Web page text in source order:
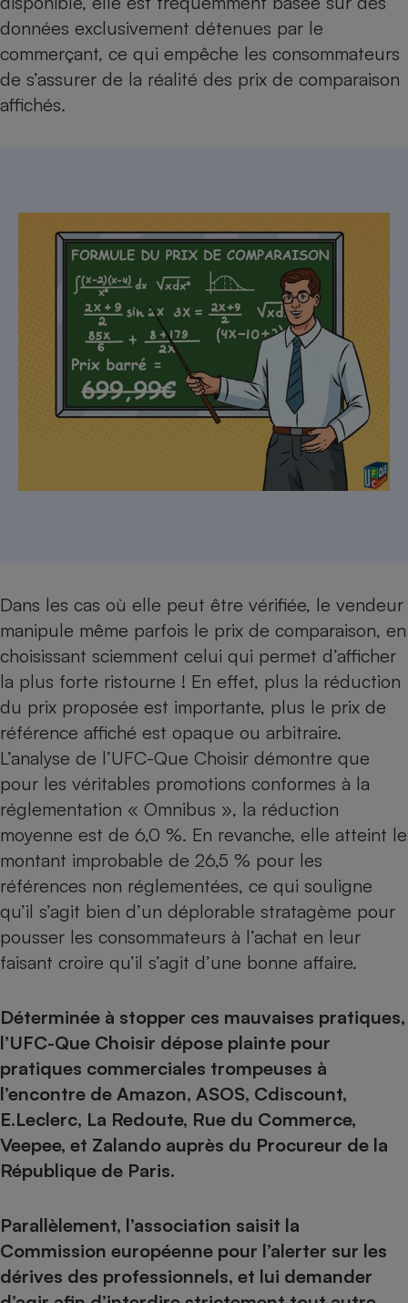
données exclusivement détenues par le
commerçant, ce qui empêche les consommateurs
de s’assurer de la réalité des prix de comparaison
affichés.​​​​​
Dans les cas où elle peut être vérifiée, le vendeur
manipule même parfois le prix de comparaison, en
choisissant sciemment celui qui permet d’afficher
la plus forte ristourne ! En effet, plus la réduction
du prix proposée est importante, plus le prix de
référence affiché est opaque ou arbitraire.
L’analyse de l’UFC-Que Choisir démontre que
pour les véritables promotions conformes à la
réglementation « Omnibus », la réduction
moyenne est de 6,0 %. En revanche, elle atteint le
montant improbable de 26,5 % pour les
références non réglementées, ce qui souligne
qu’il s’agit bien d’un déplorable stratagème pour
pousser les consommateurs à l’achat en leur
faisant croire qu’il s’agit d’une bonne affaire.
Déterminée à stopper ces mauvaises pratiques,
l’UFC-Que Choisir dépose plainte pour
pratiques commerciales trompeuses à
l’encontre de Amazon, ASOS, Cdiscount,
E.Leclerc, La Redoute, Rue du Commerce,
Veepee, et Zalando auprès du Procureur de la
République de Paris.
Parallèlement, l’association saisit la
Commission européenne pour l’alerter sur les
dérives des professionnels, et lui demander